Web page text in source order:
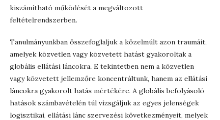
kiszámítható működését a megváltozott
feltételrendszerben.
Tanulmányunkban összefoglaljuk a közelmúlt azon traumáit,
amelyek közvetlen vagy közvetett hatást gyakoroltak a
globális ellátási láncokra. E tekintetben nem a közvetlen
vagy közvetett jellemzőre koncentráltunk, hanem az ellátási
láncokra gyakorolt hatás mértékére. A globális befolyásoló
hatások számbavételén túl vizsgáljuk az egyes jelenségek
logisztikai, ellátási lánc szervezési következményeit, melyek